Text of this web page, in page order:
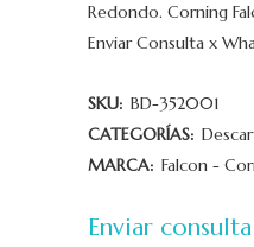
Redondo. Corning
Enviar Consulta x
SKU: BD-352001
CATEGORÍAS:
MARCA: Falcon -
Enviar